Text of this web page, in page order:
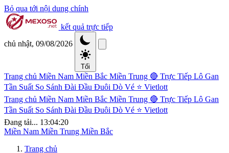
Bỏ qua tới nội dung chính
kết quả trực tiếp
chủ nhật, 09/08/2026
Tối
Trang chủ Miền Nam Miền Bắc Miền Trung 🔴 Trực Tiếp Lô Gan
Tần Suất So Sánh Đài Đầu Đuôi Dò Vé ⭐ Vietlott
Trang chủ Miền Nam Miền Bắc Miền Trung 🔴 Trực Tiếp Lô Gan
Tần Suất So Sánh Đài Đầu Đuôi Dò Vé ⭐ Vietlott
Đang tải... 13:04:21
Miền Nam Miền Trung Miền Bắc
Trang chủ